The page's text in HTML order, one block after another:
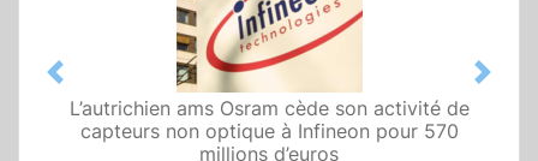
L’autrichien ams Osram cède son activité de
capteurs non optique à Infineon pour 570
millions d’euros
Previous Next